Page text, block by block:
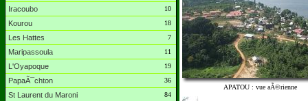
Iracoubo 10
Kourou 18
Les Hattes 7
Maripassoula 11
L'Oyapoque 19
PapaÃ¯chton 36
St Laurent du Maroni 84
APATOU : vue aÃ©rienne